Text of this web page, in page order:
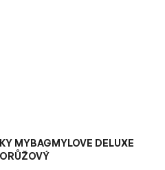
MYBAGMYLOVE DELUXE